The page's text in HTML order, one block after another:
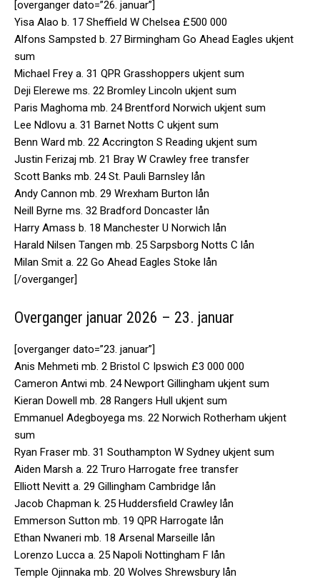
[overganger dato=”26. januar”]
Yisa Alao b. 17 Sheffield W Chelsea £500 000
Alfons Sampsted b. 27 Birmingham Go Ahead Eagles ukjent
sum
Michael Frey a. 31 QPR Grasshoppers ukjent sum
Deji Elerewe ms. 22 Bromley Lincoln ukjent sum
Paris Maghoma mb. 24 Brentford Norwich ukjent sum
Lee Ndlovu a. 31 Barnet Notts C ukjent sum
Benn Ward mb. 22 Accrington S Reading ukjent sum
Justin Ferizaj mb. 21 Bray W Crawley free transfer
Scott Banks mb. 24 St. Pauli Barnsley lån
Andy Cannon mb. 29 Wrexham Burton lån
Neill Byrne ms. 32 Bradford Doncaster lån
Harry Amass b. 18 Manchester U Norwich lån
Harald Nilsen Tangen mb. 25 Sarpsborg Notts C lån
Milan Smit a. 22 Go Ahead Eagles Stoke lån
[/overganger]
Overganger januar 2026 – 23. januar
[overganger dato=”23. januar”]
Anis Mehmeti mb. 2 Bristol C Ipswich £3 000 000
Cameron Antwi mb. 24 Newport Gillingham ukjent sum
Kieran Dowell mb. 28 Rangers Hull ukjent sum
Emmanuel Adegboyega ms. 22 Norwich Rotherham ukjent
sum
Ryan Fraser mb. 31 Southampton W Sydney ukjent sum
Aiden Marsh a. 22 Truro Harrogate free transfer
Elliott Nevitt a. 29 Gillingham Cambridge lån
Jacob Chapman k. 25 Huddersfield Crawley lån
Emmerson Sutton mb. 19 QPR Harrogate lån
Ethan Nwaneri mb. 18 Arsenal Marseille lån
Lorenzo Lucca a. 25 Napoli Nottingham F lån
Temple Ojinnaka mb. 20 Wolves Shrewsbury lån